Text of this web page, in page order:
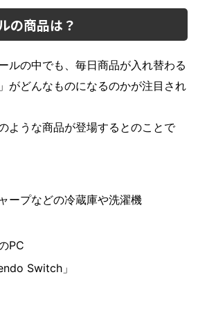
の商品は？
ルの中でも、毎日商品が入れ替わる
がどんなものになるのかが注目され
ような商品が登場するとのことで
ープなどの冷蔵庫や洗濯機
PC
Switch」